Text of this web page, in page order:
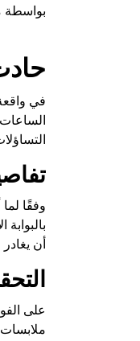
بواسطة
أن
على